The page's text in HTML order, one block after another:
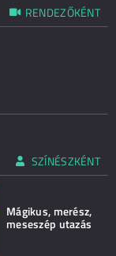
RENDEZŐKÉNT
SZÍNÉSZKÉNT
Mágikus, merész,
meseszép utazás